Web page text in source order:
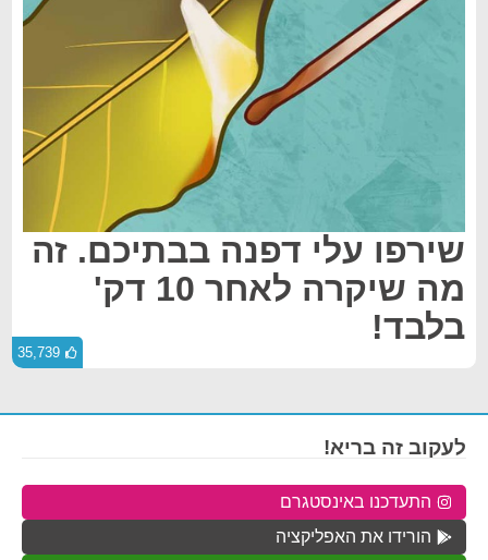
שירפו עלי דפנה בבתיכם. זה
מה שיקרה לאחר 10 דק'
בלבד!
35,739
לעקוב זה בריא!
התעדכנו באינסטגרם
הורידו את האפליקציה